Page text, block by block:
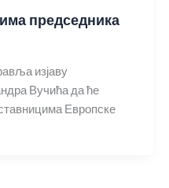
председника
изјаву
Вучића да ће
Европске